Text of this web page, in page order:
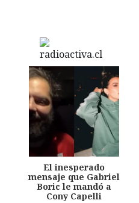
El inesperado
mensaje que Gabriel
Boric le mandó a
Cony Capelli